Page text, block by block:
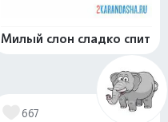
Милый слон сладко спит
667